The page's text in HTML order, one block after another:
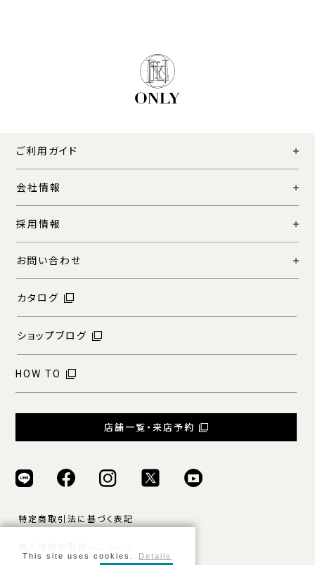
ご利用ガイド
会社情報
採用情報
お問い合わせ
カタログ
ショップブログ
HOW TO
店舗一覧・来店予約
特定商取引法に基づく表記
This site uses cookies. Details